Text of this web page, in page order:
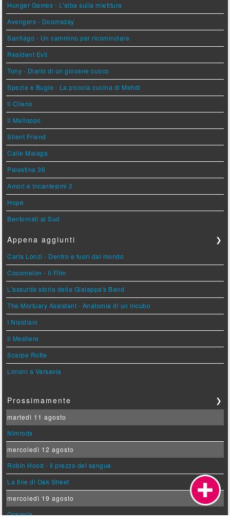
Hunger Games - L'alba sulla mietitura
Avengers - Doomsday
Santiago - Un cammino per ricominciare
Resident Evil
Tony - Diario di un giovane cuoco
Spezie e Bugie - La piccola cucina di Mehdi
Il Cileno
Il Malloppo
Silent Friend
Calle Malaga
Palestina 36
Amori e Incantesimi 2
Hope
Bentornati al Sud
Appena aggiunti ❯
Carla Lonzi - Dentro e fuori dal mondo
Cocomelon - Il Film
L'assurda storia della Gialappa's Band
The Mortuary Assistant - Anatomia di un Incubo
I Nisidiani
Il Mestiere
Scarpe Rotte
Limoni a Varsavia
Prossimamente ❯
martedì 11 agosto
Nimrods
mercoledì 12 agosto
Robin Hood - Il prezzo del sangue
La fine di Oak Street
mercoledì 19 agosto
Oceania